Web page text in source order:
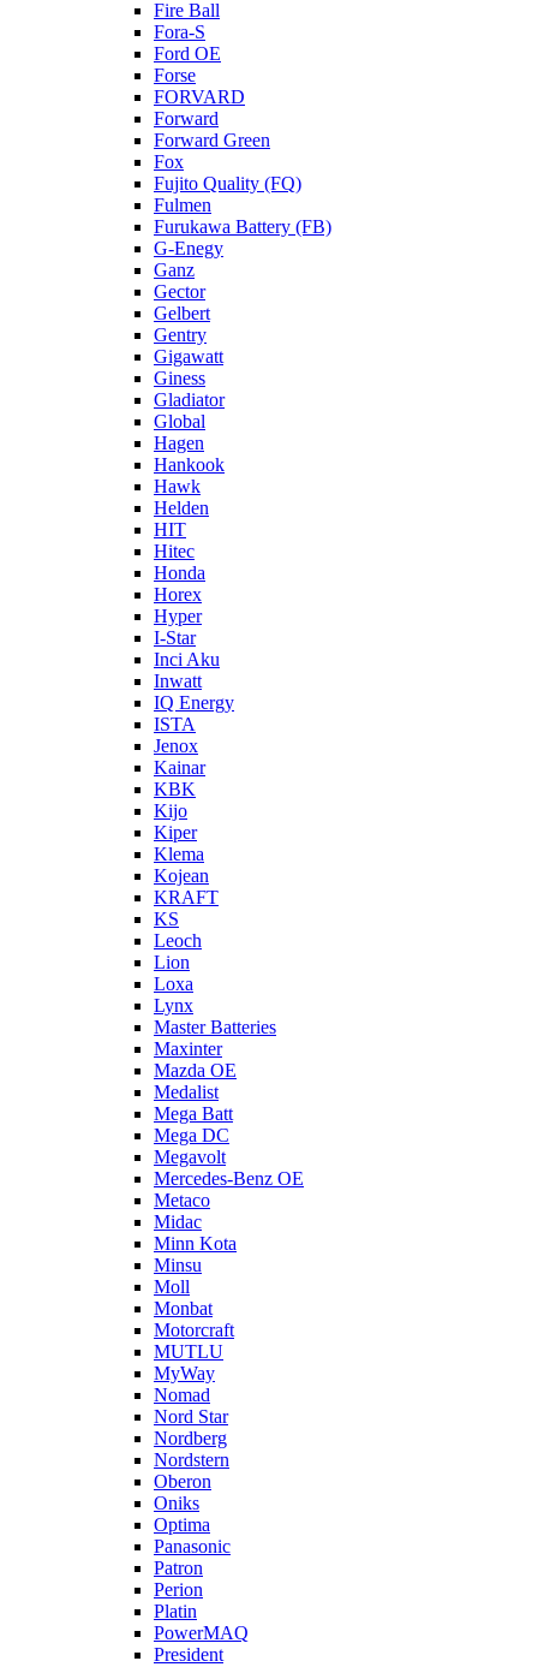
Fire Ball
Fora-S
Ford OE
Forse
FORVARD
Forward
Forward Green
Fox
Fujito Quality (FQ)
Fulmen
Furukawa Battery (FB)
G-Enegy
Ganz
Gector
Gelbert
Gentry
Gigawatt
Giness
Gladiator
Global
Hagen
Hankook
Hawk
Helden
HIT
Hitec
Honda
Horex
Hyper
I-Star
Inci Aku
Inwatt
IQ Energy
ISTA
Jenox
Kainar
KBK
Kijo
Kiper
Klema
Kojean
KRAFT
KS
Leoch
Lion
Loxa
Lynx
Master Batteries
Maxinter
Mazda OE
Medalist
Mega Batt
Mega DC
Megavolt
Mercedes-Benz OE
Metaco
Midac
Minn Kota
Minsu
Moll
Monbat
Motorcraft
MUTLU
MyWay
Nomad
Nord Star
Nordberg
Nordstern
Oberon
Oniks
Optima
Panasonic
Patron
Perion
Platin
PowerMAQ
President